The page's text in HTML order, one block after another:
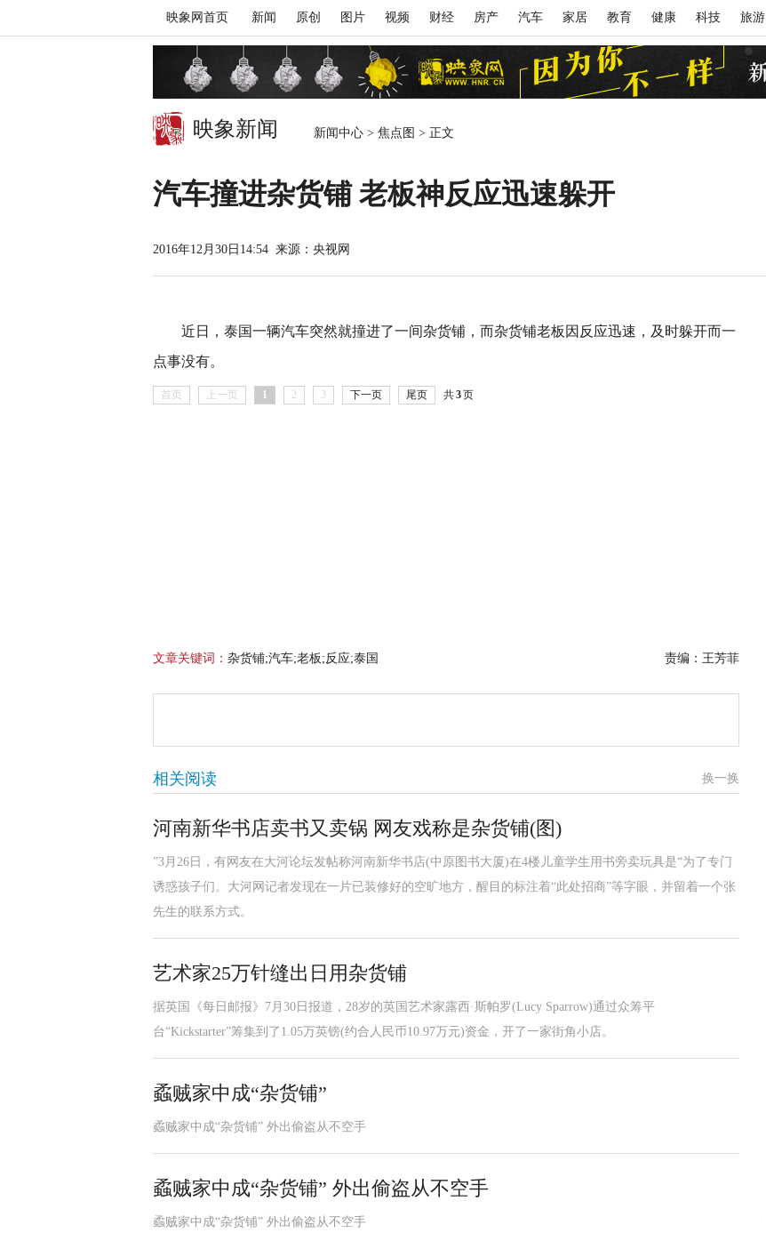
映象网首页 新闻 原创 图片 视频 财经 房产 汽车 家居 教育 健康 科技 旅游
映象新闻 新闻中心 > 焦点图 > 正文
汽车撞进杂货铺 老板神反应迅速躲开
2016年12月30日14:54 来源：央视网
近日，泰国一辆汽车突然就撞进了一间杂货铺，而杂货铺老板因反应迅速，及时躲开而一
点事没有。
共3页
首页 上一页 1 2 3 下一页 尾页
文章关键词： 杂货铺;汽车;老板;反应;泰国 责编：王芳菲
相关阅读 换一换
河南新华书店卖书又卖锅 网友戏称是杂货铺(图)
”3月26日，有网友在大河论坛发帖称河南新华书店(中原图书大厦)在4楼儿童学生用书旁卖玩具是“为了专门
诱惑孩子们。大河网记者发现在一片已装修好的空旷地方，醒目的标注着“此处招商”等字眼，并留着一个张
先生的联系方式。
艺术家25万针缝出日用杂货铺
据英国《每日邮报》7月30日报道，28岁的英国艺术家露西·斯帕罗(Lucy Sparrow)通过众筹平
台“Kickstarter”筹集到了1.05万英镑(约合人民币10.97万元)资金，开了一家街角小店。
蟊贼家中成“杂货铺”
蟊贼家中成“杂货铺” 外出偷盗从不空手
蟊贼家中成“杂货铺” 外出偷盗从不空手
蟊贼家中成“杂货铺” 外出偷盗从不空手